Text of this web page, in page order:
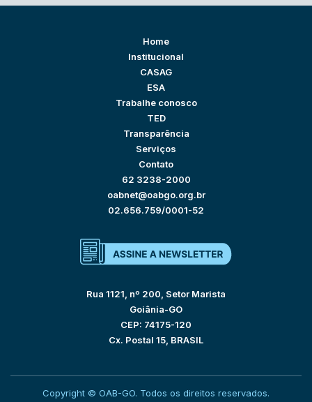
Home
Institucional
CASAG
ESA
Trabalhe conosco
TED
Transparência
Serviços
Contato
62 3238-2000
oabnet@oabgo.org.br
02.656.759/0001-52
Rua 1121, nº 200, Setor Marista
Goiânia-GO
CEP: 74175-120
Cx. Postal 15, BRASIL
Copyright © OAB-GO. Todos os direitos reservados.